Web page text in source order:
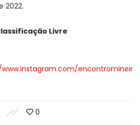
2022.
Livre
encontromineir
0